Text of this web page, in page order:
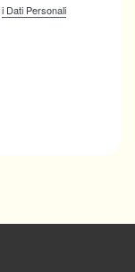
i Dati Personali